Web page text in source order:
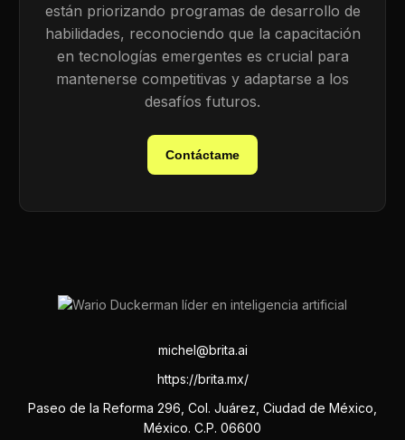
están priorizando programas de desarrollo de
habilidades, reconociendo que la capacitación
en tecnologías emergentes es crucial para
mantenerse competitivas y adaptarse a los
desafíos futuros.
Contáctame
michel@brita.ai
https://brita.mx/
Paseo de la Reforma 296, Col. Juárez, Ciudad de México,
México. C.P. 06600